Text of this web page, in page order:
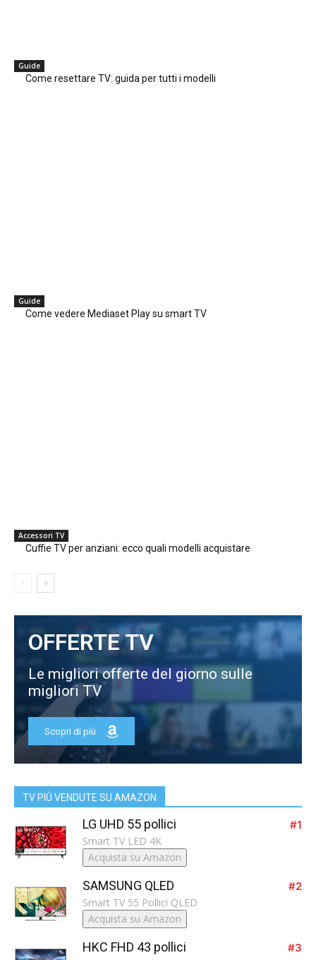
Guide
Come resettare TV: guida per tutti i modelli
Guide
Come vedere Mediaset Play su smart TV
Accessori TV
Cuffie TV per anziani: ecco quali modelli acquistare
OFFERTE TV
Le migliori offerte del giorno sulle
migliori TV
Scopri di più
TV PIÙ VENDUTE SU AMAZON
LG UHD 55 pollici
#1
Smart TV LED 4K
Acquista su Amazon
SAMSUNG QLED
#2
Smart TV 55 Pollici QLED
Acquista su Amazon
HKC FHD 43 pollici
#3